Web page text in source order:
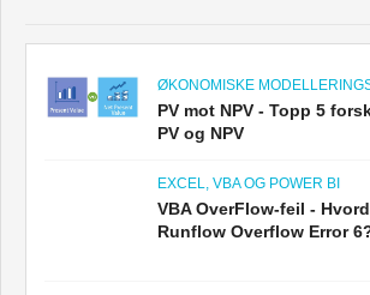
ØKONOMISKE
PV mot NPV - Topp 5
PV og NPV
EXCEL, VBA OG POWER BI
VBA OverFlow-feil -
Runflow Overflow Error